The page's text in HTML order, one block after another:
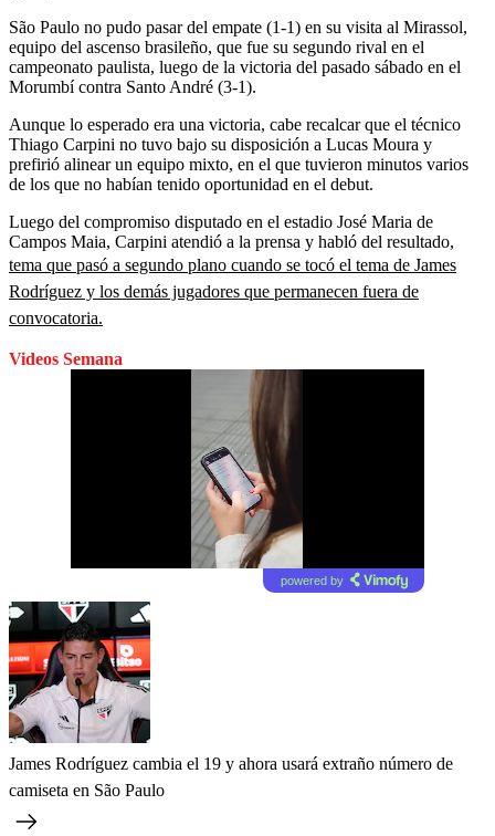
São Paulo no pudo pasar del empate (1-1) en su visita al Mirassol,
equipo del ascenso brasileño, que fue su segundo rival en el
campeonato paulista, luego de la victoria del pasado sábado en el
Morumbí contra Santo André (3-1).
Aunque lo esperado era una victoria, cabe recalcar que el técnico
Thiago Carpini no tuvo bajo su disposición a Lucas Moura y
prefirió alinear un equipo mixto, en el que tuvieron minutos varios
de los que no habían tenido oportunidad en el debut.
Luego del compromiso disputado en el estadio José Maria de
Campos Maia, Carpini atendió a la prensa y habló del resultado,
tema que pasó a segundo plano cuando se tocó el tema de James
Rodríguez y los demás jugadores que permanecen fuera de
convocatoria.
Videos Semana
powered by
James Rodríguez cambia el 19 y ahora usará extraño número de
camiseta en São Paulo